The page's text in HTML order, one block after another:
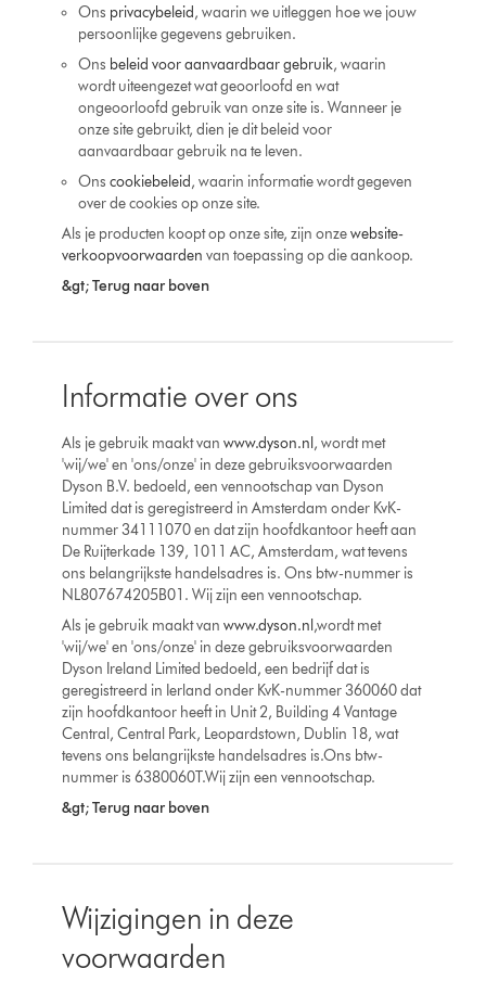
Ons privacybeleid, waarin we uitleggen hoe we jouw
persoonlijke gegevens gebruiken.
Ons beleid voor aanvaardbaar gebruik, waarin
wordt uiteengezet wat geoorloofd en wat
ongeoorloofd gebruik van onze site is. Wanneer je
onze site gebruikt, dien je dit beleid voor
aanvaardbaar gebruik na te leven.
Onscookiebeleid, waarin informatie wordt gegeven
over de cookies op onze site.
Als je producten koopt op onze site, zijn onzewebsite-
verkoopvoorwaarden van toepassing op die aankoop.
&gt; Terug naar boven
Informatie over ons
Als je gebruik maakt van www.dyson.nl , wordt met
'wij/we' en 'ons/onze' in deze gebruiksvoorwaarden
Dyson B.V. bedoeld, een vennootschap van Dyson
Limited dat is geregistreerd in Amsterdam onder KvK-
nummer 34111070 en dat zijn hoofdkantoor heeft aan
De Ruijterkade 139, 1011 AC, Amsterdam, wat tevens
ons belangrijkste handelsadres is. Ons btw-nummer is
NL807674205B01. Wij zijn een vennootschap.
Als je gebruik maakt van www.dyson.nl ,wordt met
'wij/we' en 'ons/onze' in deze gebruiksvoorwaarden
Dyson Ireland Limited bedoeld, een bedrijf dat is
geregistreerd in Ierland onder KvK-nummer 360060 dat
zijn hoofdkantoor heeft in Unit 2, Building 4 Vantage
Central, Central Park, Leopardstown, Dublin 18, wat
tevens ons belangrijkste handelsadres is.Ons btw-
nummer is 6380060T.Wij zijn een vennootschap.
&gt; Terug naar boven
Wijzigingen in deze
voorwaarden